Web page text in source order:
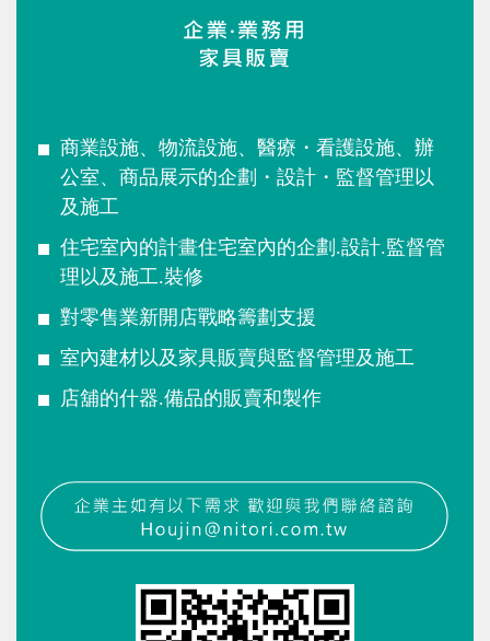
商業設施、物流設施、醫療・看護設施、辦
公室、商品展示的企劃・設計・監督管理以
及施工
住宅室內的計畫住宅室內的企劃.設計.監督管
理以及施工.裝修
對零售業新開店戰略籌劃支援
室內建材以及家具販賣與監督管理及施工
店舖的什器.備品的販賣和製作